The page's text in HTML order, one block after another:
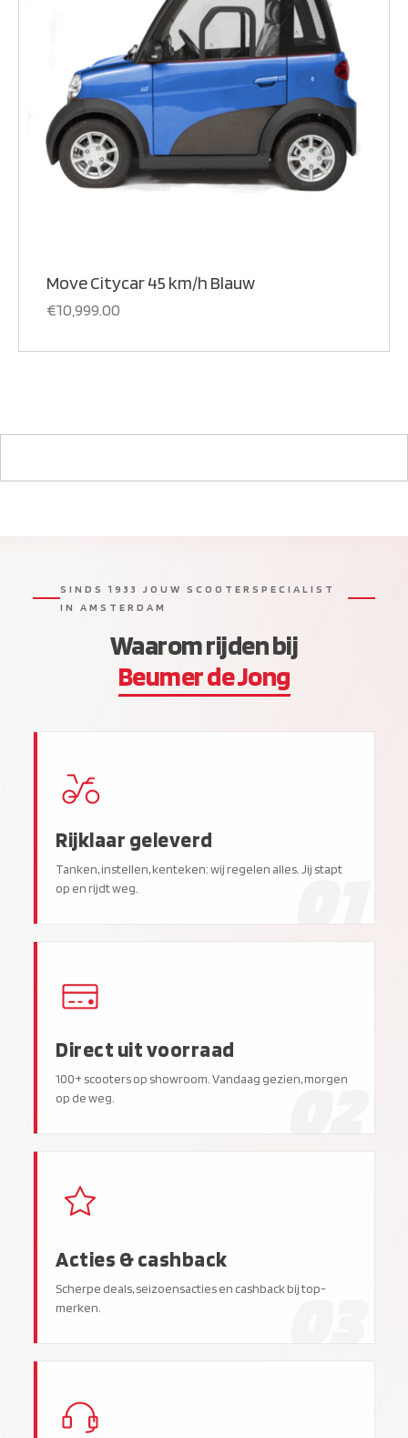
Move Citycar 45 km/h Blauw
€10,999.00
SINDS 1933 JOUW SCOOTERSPECIALIST
IN AMSTERDAM
Waarom rijden bij
Beumer de Jong
Rijklaar geleverd
Tanken, instellen, kenteken: wij regelen alles. Jij stapt
op en rijdt weg.
01
Direct uit voorraad
100+ scooters op showroom. Vandaag gezien, morgen
op de weg.
02
Acties & cashback
Scherpe deals, seizoensacties en cashback bij top-
merken.
03